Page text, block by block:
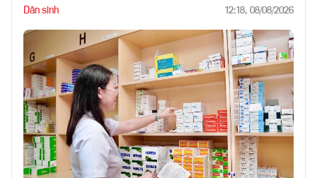
Dân sinh 12:18, 08/08/2026